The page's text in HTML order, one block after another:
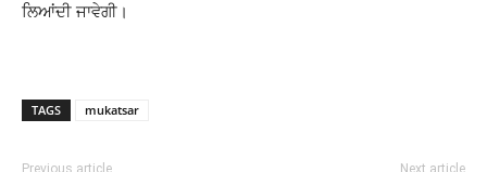
ਲਿਆਂਦੀ ਜਾਵੇਗੀ।
TAGS mukatsar
Previous article Next article